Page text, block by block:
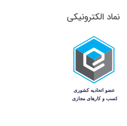
نماد الکترونیکی